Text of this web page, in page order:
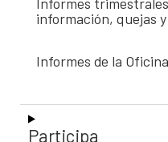
información, quejas
Informes de la
Participa